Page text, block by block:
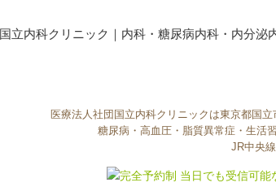
医療法人社団国立内科クリニックは東京都国
糖尿病・高血圧・脂質異常症・生活
JR中央